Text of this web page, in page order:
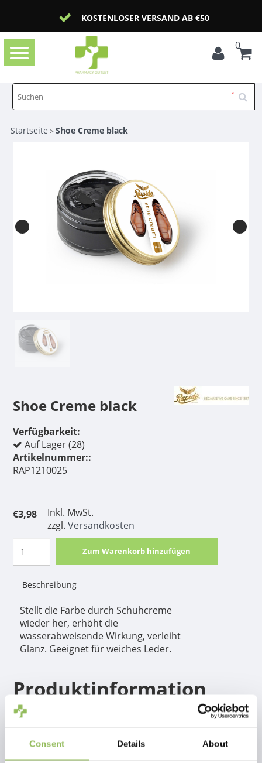
Consent Details About
KOSTENLOSER VERSAND AB €50
Toggle
navigation
0
Startseite >Shoe Creme black
Shoe Creme black
Verfügbarkeit:
Auf Lager (28)
Artikelnummer::
RAP1210025
€3,98
Inkl. MwSt.
zzgl. Versandkosten
Zum Warenkorb hinzufügen
Beschreibung
Stellt die Farbe durch Schuhcreme
wieder her, erhöht die
wasserabweisende Wirkung, verleiht
Glanz. Geeignet für weiches Leder.
Produktinformation
Die Schuhcreme
stellt die Farbe wieder her, weist Wasser ab und
Gebrauchsanweisung: